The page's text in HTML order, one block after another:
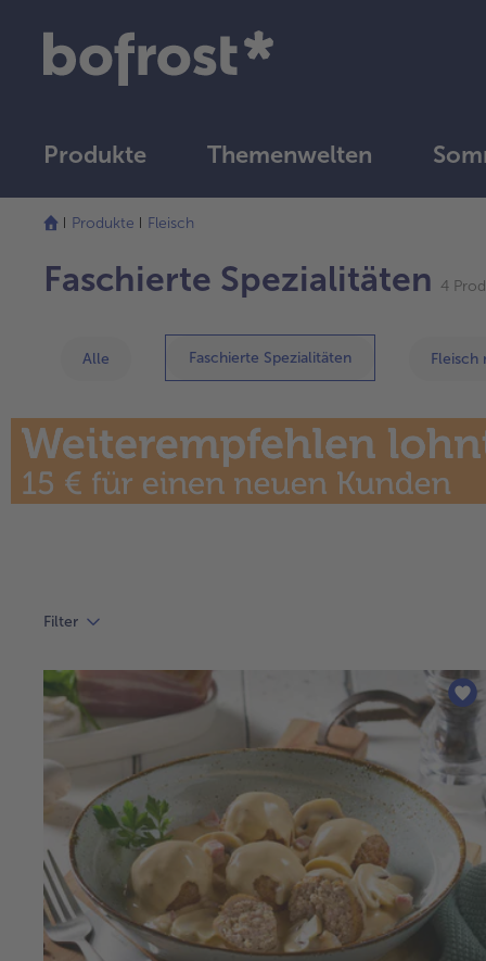
Produkte Themenwelten
Produkte
Fleisch
Faschierte Spezialitäten 4
Alle Faschierte Spezialitäten Fleisch
Filter